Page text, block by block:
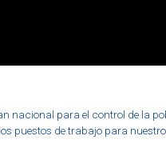
nacional para el control de la
puestos de trabajo para